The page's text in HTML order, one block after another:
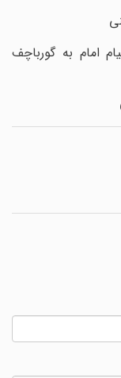
امام به گورباچف